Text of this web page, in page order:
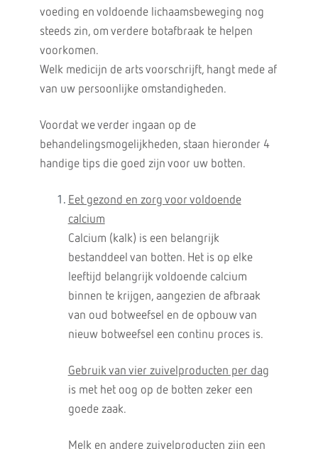
voeding en voldoende lichaamsbeweging nog
steeds zin, om verdere botafbraak te helpen
voorkomen.
Welk medicijn de arts voorschrijft, hangt mede af
van uw persoonlijke omstandigheden.
Voordat we verder ingaan op de
behandelingsmogelijkheden, staan hieronder 4
handige tips die goed zijn voor uw botten.
Eet gezond en zorg voor voldoende
calcium
Calcium (kalk) is een belangrijk
bestanddeel van botten. Het is op elke
leeftijd belangrijk voldoende calcium
binnen te krijgen, aangezien de afbraak
van oud botweefsel en de opbouw van
nieuw botweefsel een continu proces is.
Gebruik van vier zuivelproducten per dag
is met het oog op de botten zeker een
goede zaak.
Melk en andere zuivelproducten zijn een